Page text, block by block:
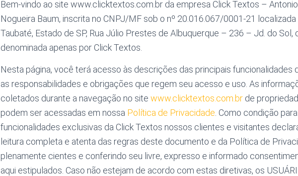
Bem-vindo ao site www.clicktextos.com.br da empresa Click Textos –
Nogueira Baum, inscrita no CNPJ/MF sob o nº 20.016.067/0001-21 localizada
Taubaté, Estado de SP, Rua Júlio Prestes de Albuquerque – 236 – Jd. do Sol,
denominada apenas por Click Textos.
Nesta página, você terá acesso às descrições das principais funcionalidades
as responsabilidades e obrigações que regem seu acesso e uso. As
coletados durante a navegação no site www.clicktextos.com.br de
podem ser acessadas em nossa Política de Privacidade . Como condição
funcionalidades exclusivas da Click Textos nossos clientes e visitantes
leitura completa e atenta das regras deste documento e da Política de
plenamente cientes e conferindo seu livre, expresso e informado
aqui estipulados. Caso não estejam de acordo com estas diretivas, os